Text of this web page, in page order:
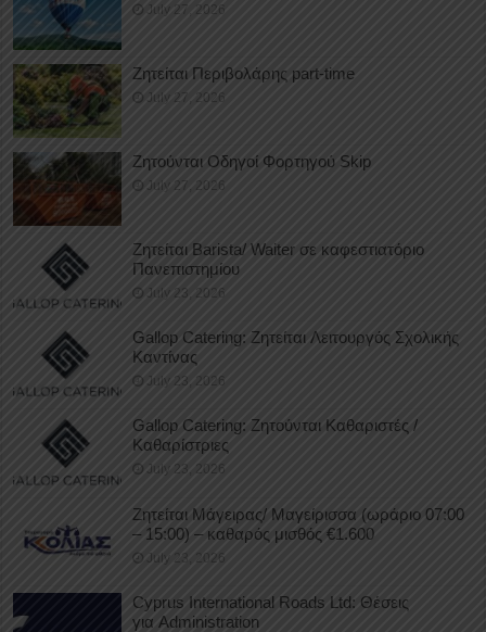
July 27, 2026
Ζητείται Περιβολάρης part-time
July 27, 2026
Ζητούνται Οδηγοί Φορτηγού Skip
July 27, 2026
Ζητείται Barista/ Waiter σε καφεστιατόριο
Πανεπιστημίου
July 23, 2026
Gallop Catering: Ζητείται Λειτουργός Σχολικής
Καντίνας
July 23, 2026
Gallop Catering: Ζητούνται Καθαριστές /
Καθαρίστριες
July 23, 2026
Ζητείται Μάγειρας/ Μαγείρισσα (ωράριο 07:00
– 15:00) – καθαρός μισθός €1.600
July 23, 2026
Cyprus International Roads Ltd: Θέσεις
για Administration